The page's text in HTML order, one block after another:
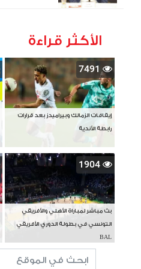
الأكثر قراءة
7491
إيقافات الزمالك وبيراميدز بعد قرارات
رابطة الأندية
1904
بث مباشر لمباراة الأهلي والأفريقي
التونسي في بطولة الدوري الأفريقي
BAL